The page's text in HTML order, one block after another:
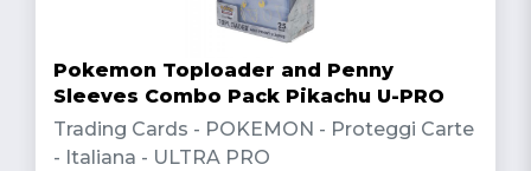
Pokemon Toploader and Penny
Sleeves Combo Pack Pikachu U-PRO
Trading Cards - POKEMON - Proteggi Carte
- Italiana - ULTRA PRO